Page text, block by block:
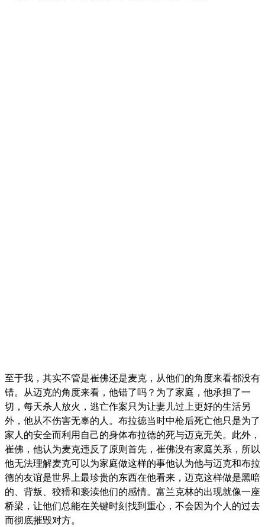
至于我，其实不管是崔佛还是麦克，从他们的角度来看都没有
错。从迈克的角度来看，他错了吗？为了家庭，他承担了一
切，每天杀人放火，逃亡作案只为让妻儿过上更好的生活另
外，他从不伤害无辜的人。布拉德当时中枪后死亡他只是为了
家人的安全而利用自己的身体布拉德的死与迈克无关。此外，
崔佛，他认为麦克违反了原则首先，崔佛没有家庭关系，所以
他无法理解麦克可以为家庭做这样的事他认为他与迈克和布拉
德的友谊是世界上最珍贵的东西在他看来，迈克这样做是黑暗
的、背叛、狡猾和亵渎他们的感情。富兰克林的出现就像一座
桥梁，让他们总能在关键时刻找到重心，不会因为个人的过去
而彻底摧毁对方。